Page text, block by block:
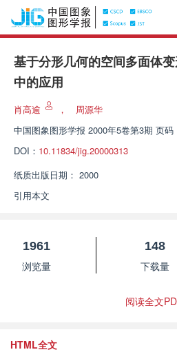
基于分形几何的空间多面体
中的应用
肖高逾 ，
周源华
中国图象图形学报 2000年5卷第3期 页码
DOI： 10.11834/jig.20000313
纸质出版日期： 2000
引用本文
1961
浏览量
148
下载量
阅读全文
HTML全文